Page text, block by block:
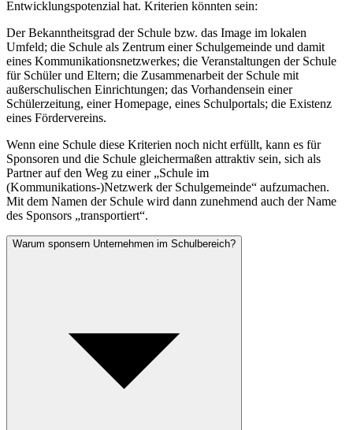
Entwicklungspotenzial hat. Kriterien könnten sein:
Der Bekanntheitsgrad der Schule bzw. das Image im lokalen
Umfeld; die Schule als Zentrum einer Schulgemeinde und damit
eines Kommunikationsnetzwerkes; die Veranstaltungen der Schule
für Schüler und Eltern; die Zusammenarbeit der Schule mit
außerschulischen Einrichtungen; das Vorhandensein einer
Schülerzeitung, einer Homepage, eines Schulportals; die Existenz
eines Fördervereins.
Wenn eine Schule diese Kriterien noch nicht erfüllt, kann es für
Sponsoren und die Schule gleichermaßen attraktiv sein, sich als
Partner auf den Weg zu einer „Schule im
(Kommunikations-)Netzwerk der Schulgemeinde“ aufzumachen.
Mit dem Namen der Schule wird dann zunehmend auch der Name
des Sponsors „transportiert“.
Warum sponsern Unternehmen im Schulbereich?